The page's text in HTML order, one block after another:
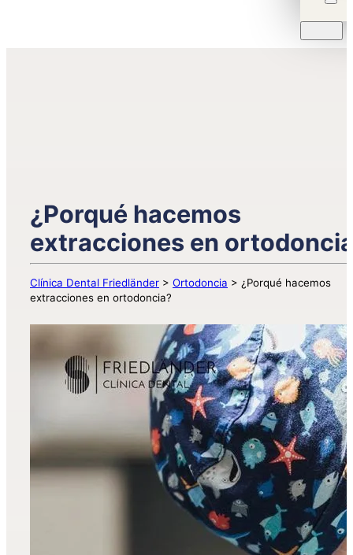
¿Porqué hacemos
extracciones en
Clínica Dental Friedländer > Ortodoncia > ¿Porqué hacemos
extracciones en ortodoncia?